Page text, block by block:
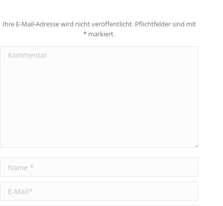
Ihre E-Mail-Adresse wird nicht veröffentlicht. Pflichtfelder sind mit
* markiert.
Kommentar
Name *
E-Mail *